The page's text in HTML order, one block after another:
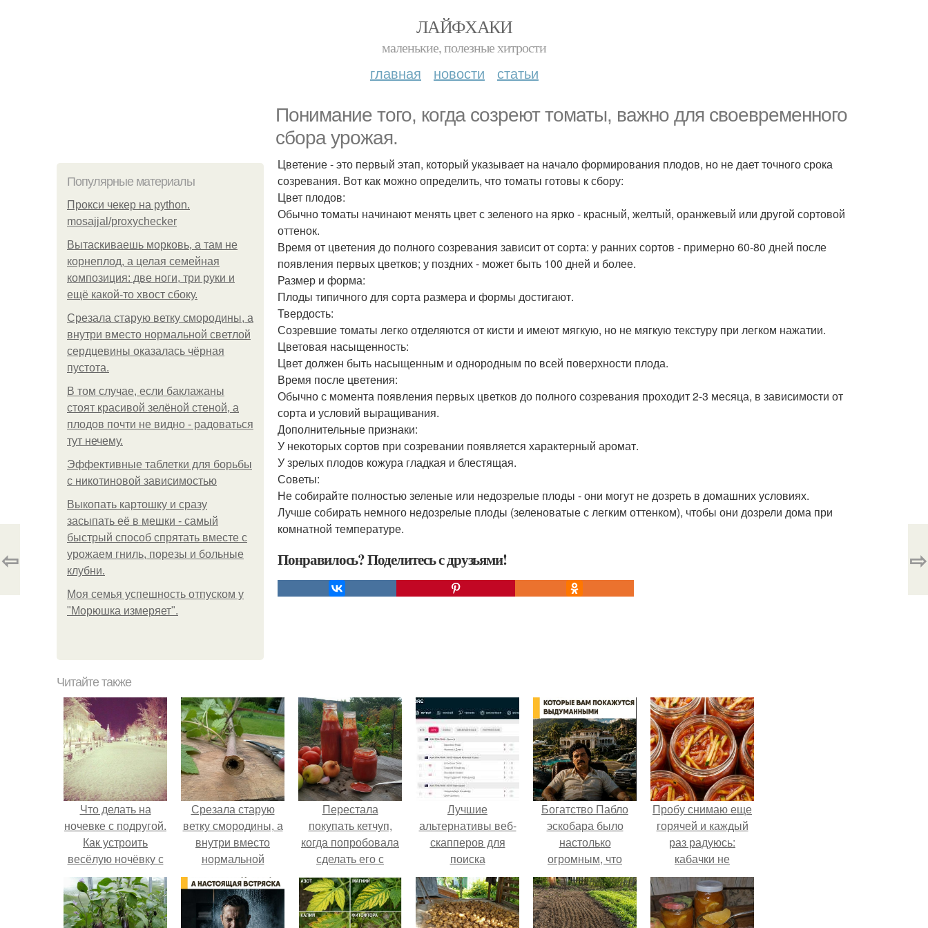
ЛАЙФХАКИ
маленькие, полезные хитрости
главная новости статьи
Понимание того, когда созреют томаты, важно для своевременного
сбора урожая.
Популярные материалы
Прокси чекер на python.
mosajjal/proxychecker
Вытаскиваешь морковь, а там не
корнеплод, а целая семейная
композиция: две ноги, три руки и
ещё какой-то хвост сбоку.
Срезала старую ветку смородины, а
внутри вместо нормальной светлой
сердцевины оказалась чёрная
пустота.
В том случае, если баклажаны
стоят красивой зелёной стеной, а
плодов почти не видно - радоваться
тут нечему.
Эффективные таблетки для борьбы
с никотиновой зависимостью
Выкопать картошку и сразу
засыпать её в мешки - самый
быстрый способ спрятать вместе с
урожаем гниль, порезы и больные
клубни.
Моя семья успешность отпуском у
"Морюшка измеряет".
Цветение - это первый этап, который указывает на начало формирования плодов, но не дает точного срока
созревания. Вот как можно определить, что томаты готовы к сбору:
Цвет плодов:
Обычно томаты начинают менять цвет с зеленого на ярко - красный, желтый, оранжевый или другой сортовой
оттенок.
Время от цветения до полного созревания зависит от сорта: у ранних сортов - примерно 60-80 дней после
появления первых цветков; у поздних - может быть 100 дней и более.
Размер и форма:
Плоды типичного для сорта размера и формы достигают.
Твердость:
Созревшие томаты легко отделяются от кисти и имеют мягкую, но не мягкую текстуру при легком нажатии.
Цветовая насыщенность:
Цвет должен быть насыщенным и однородным по всей поверхности плода.
Время после цветения:
Обычно с момента появления первых цветков до полного созревания проходит 2-3 месяца, в зависимости от
сорта и условий выращивания.
Дополнительные признаки:
У некоторых сортов при созревании появляется характерный аромат.
У зрелых плодов кожура гладкая и блестящая.
Советы:
Не собирайте полностью зеленые или недозрелые плоды - они могут не дозреть в домашних условиях.
Лучше собирать немного недозрелые плоды (зеленоватые с легким оттенком), чтобы они дозрели дома при
комнатной температуре.
Понравилось? Поделитесь с друзьями!
⇦ ⇨
Читайте также
Что делать на
ночевке с подругой.
Как устроить
весёлую ночёвку с
подружками
Срезала старую
ветку смородины, а
внутри вместо
нормальной
светлой
сердцевины
оказалась чёрная
Перестала
покупать кетчуп,
когда попробовала
сделать его с
яблоками.
Лучшие
альтернативы веб-
скапперов для
поиска
информации в 2024
году
Богатство Пабло
эскобара было
настолько
огромным, что
многие истории о
нём звучат как
вымысел.
Пробу снимаю еще
горячей и каждый
раз радуюсь:
кабачки не
развариваются, а
соус получается
густым и